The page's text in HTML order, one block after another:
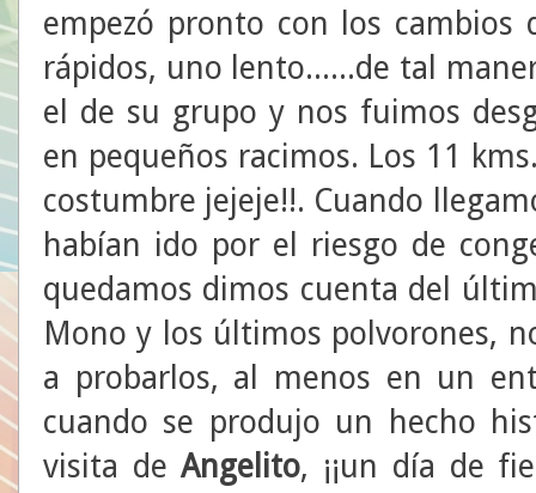
empezó pronto con los
rápidos, uno lento......de tal
el de su grupo y nos fuimos
en pequeños racimos. Los 11
costumbre jejeje!!. Cuando
habían ido por el riesgo de
quedamos dimos cuenta del
Mono y los últimos polvorones,
a probarlos, al menos en un
cuando se produjo un hecho
visita deAngelito, ¡¡un día de